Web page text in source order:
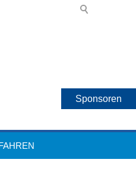
Sponsoren